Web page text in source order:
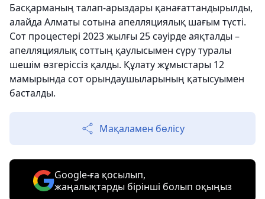
Басқарманың талап-арыздары қанағаттандырылды,
алайда Алматы сотына апелляциялық шағым түсті.
Сот процестері 2023 жылғы 25 сәуірде аяқталды –
апелляциялық соттың қаулысымен сүру туралы
шешім өзгеріссіз қалды. Құлату жұмыстары 12
мамырында сот орындаушыларының қатысуымен
басталды.
Мақаламен бөлісу
Google-ға қосылып,
жаңалықтарды бірінші болып оқыңыз